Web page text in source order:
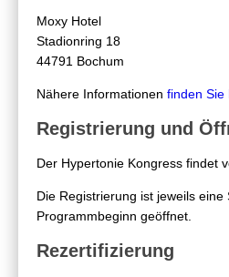
Moxy Hotel
Stadionring 18
44791 Bochum
Nähere Informationen finden Sie
Registrierung und
Der Hypertonie Kongress findet
Die Registrierung ist jeweils eine
Programmbeginn geöffnet.
Rezertifizierung